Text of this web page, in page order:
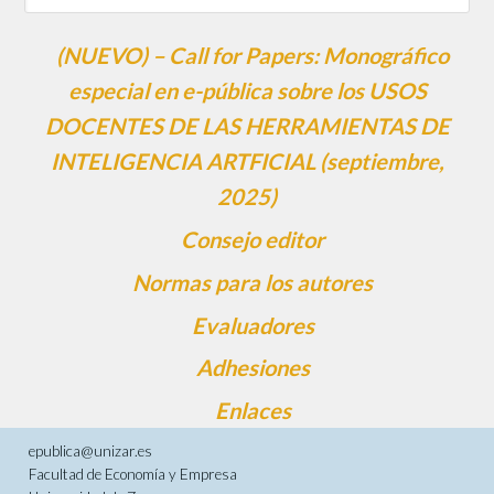
(NUEVO) – Call for Papers: Monográfico
especial en e-pública sobre los USOS
DOCENTES DE LAS HERRAMIENTAS DE
INTELIGENCIA ARTFICIAL (septiembre,
2025)
Consejo editor
Normas para los autores
Evaluadores
Adhesiones
Enlaces
epublica@unizar.es
Facultad de Economía y Empresa